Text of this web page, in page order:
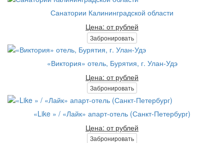
Санатории Калининградской области
Цена: от рублей
Забронировать
«Виктория» отель, Бурятия, г. Улан-Удэ
Цена: от рублей
Забронировать
«Like » / «Лайк» апарт-отель (Санкт-Петербург)
Цена: от рублей
Забронировать